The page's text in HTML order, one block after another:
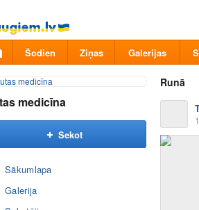
Šodien Ziņas Galerijas
medicīna
Sekot
Sākumlapa
Galerija
Runā